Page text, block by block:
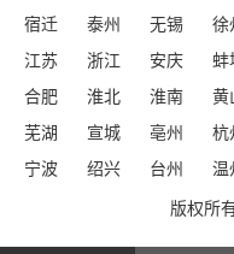
宿迁
泰州 无锡 徐
江苏
浙江 安庆 蚌
合肥
淮北 淮南 黄
芜湖
宣城 亳州 杭
宁波
绍兴 台州 温
版权所